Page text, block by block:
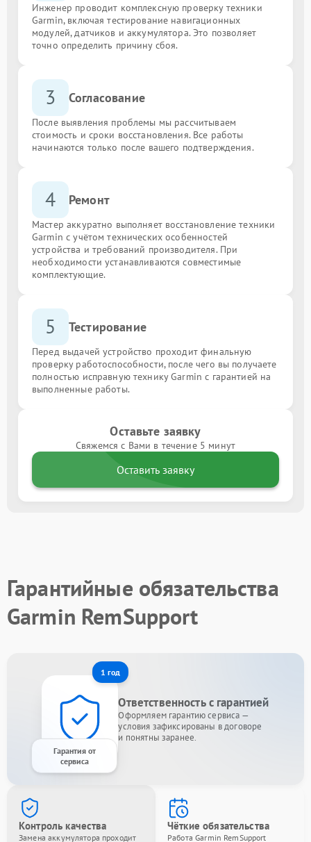
Инженер проводит комплексную проверку техники
Garmin, включая тестирование навигационных
модулей, датчиков и аккумулятора. Это позволяет
точно определить причину сбоя.
3 Согласование
После выявления проблемы мы рассчитываем
стоимость и сроки восстановления. Все работы
начинаются только после вашего подтверждения.
4 Ремонт
Мастер аккуратно выполняет восстановление техники
Garmin с учётом технических особенностей
устройства и требований производителя. При
необходимости устанавливаются совместимые
комплектующие.
5 Тестирование
Перед выдачей устройство проходит финальную
проверку работоспособности, после чего вы получаете
полностью исправную технику Garmin с гарантией на
выполненные работы.
Оставьте заявку
Свяжемся с Вами в течение 5 минут
Оставить заявку
Гарантийные обязательства
Garmin RemSupport
1 год
Гарантия от
сервиса
Ответственность с гарантией
Оформляем гарантию сервиса —
условия зафиксированы в договоре
и понятны заранее.
Контроль качества
Замена аккумулятора проходит
Чёткие обязательства
Работа Garmin RemSupport